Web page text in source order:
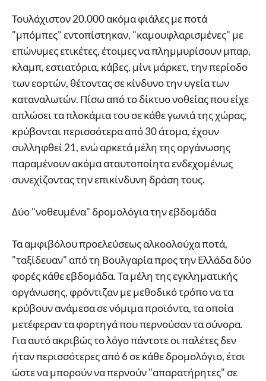
Τουλάχιστον 20.000 ακόμα φιάλες με ποτά
"μπόμπες" εντοπίστηκαν, "καμουφλαρισμένες" με
επώνυμες ετικέτες, έτοιμες να πλημμυρίσουν μπαρ,
κλαμπ, εστιατόρια, κάβες, μίνι μάρκετ, την περίοδο
των εορτών, θέτοντας σε κίνδυνο την υγεία των
καταναλωτών. Πίσω από το δίκτυο νοθείας που είχε
απλώσει τα πλοκάμια του σε κάθε γωνιά της χώρας,
κρύβονται περισσότερα από 30 άτομα, έχουν
συλληφθεί 21, ενώ αρκετά μέλη της οργάνωσης
παραμένουν ακόμα αταυτοποίητα ενδεχομένως
συνεχίζοντας την επικίνδυνη δράση τους.
Δύο "νοθευμένα" δρομολόγια την εβδομάδα
Τα αμφιβόλου προελεύσεως αλκοολούχα ποτά,
"ταξίδευαν" από τη Βουλγαρία προς την Ελλάδα δύο
φορές κάθε εβδομάδα. Τα μέλη της εγκληματικής
οργάνωσης, φρόντιζαν με μεθοδικό τρόπο να τα
κρύβουν ανάμεσα σε νόμιμα προϊόντα, τα οποία
μετέφεραν τα φορτηγά που περνούσαν τα σύνορα.
Για αυτό ακριβώς το λόγο πάντοτε οι παλέτες δεν
ήταν περισσότερες από 6 σε κάθε δρομολόγιο, έτσι
ώστε να μπορούν να περνούν "απαρατήρητες" σε